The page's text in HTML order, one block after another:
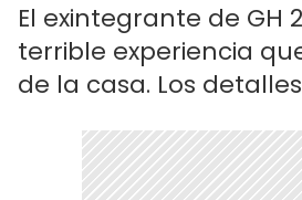
El exintegrante de GH
terrible experiencia
de la casa. Los